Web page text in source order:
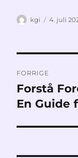
Forfatter
kgi Udgivet
4. juli
FORRIGE
Forrige
indlæg:
Forstå
En Guide